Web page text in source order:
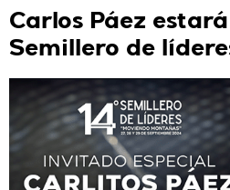
Carlos Páez
Semillero de